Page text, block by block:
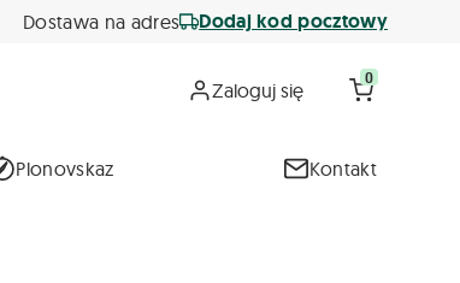
Dostawa na adres Dodaj kod pocztowy
Zaloguj się 0
Plonovskaz Kontakt